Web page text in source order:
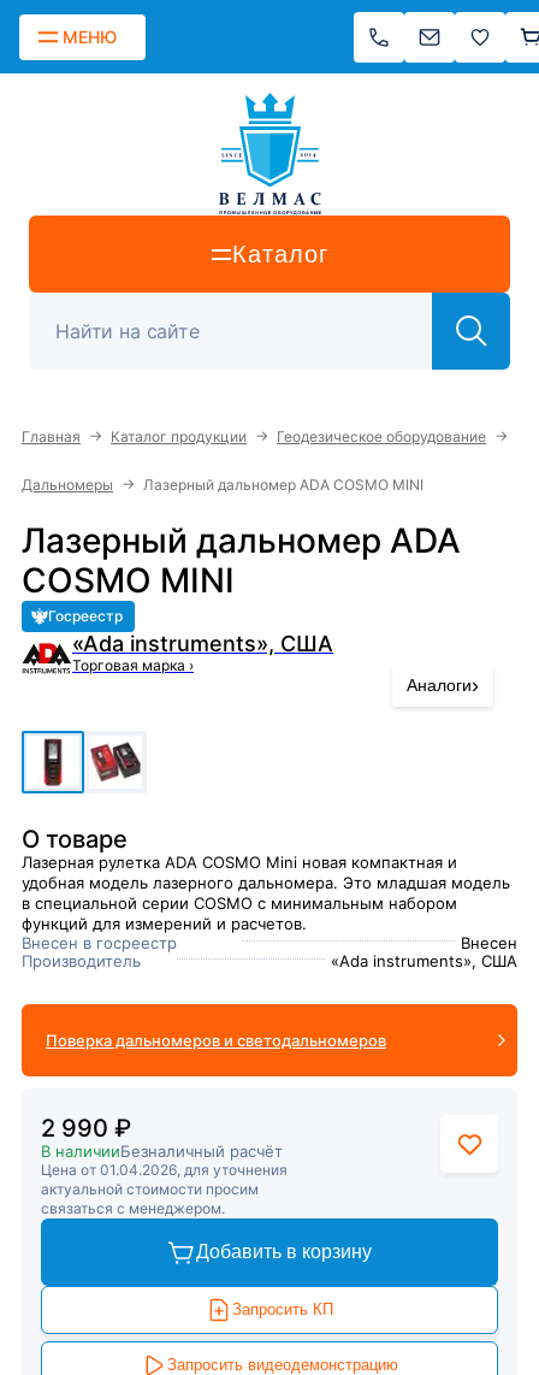
МЕНЮ
Каталог
Главная → Каталог продукции → Геодезическое оборудование →
Дальномеры → Лазерный дальномер ADA COSMO MINI
Лазерный дальномер ADA
COSMO MINI
Госреестр
«Ada instruments», США
Торговая марка ›
Аналоги›
О товаре
Лазерная рулетка ADA COSMO Mini новая компактная и
удобная модель лазерного дальномера. Это младшая модель
в специальной серии COSMO с минимальным набором
функций для измерений и расчетов.
Внесен в госреестр
Внесен
Производитель
«Ada instruments», США
Поверка дальномеров и светодальномеров
2 990 ₽
В наличииБезналичный расчёт
Цена от 01.04.2026, для уточнения
актуальной стоимости просим
связаться с менеджером.
Добавить в корзину
Запросить КП
Запросить видеодемонстрацию